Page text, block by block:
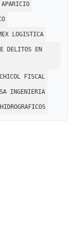
APARICIO
LOGISTICA
DELITOS EN
FISCAL
INGENIERIA